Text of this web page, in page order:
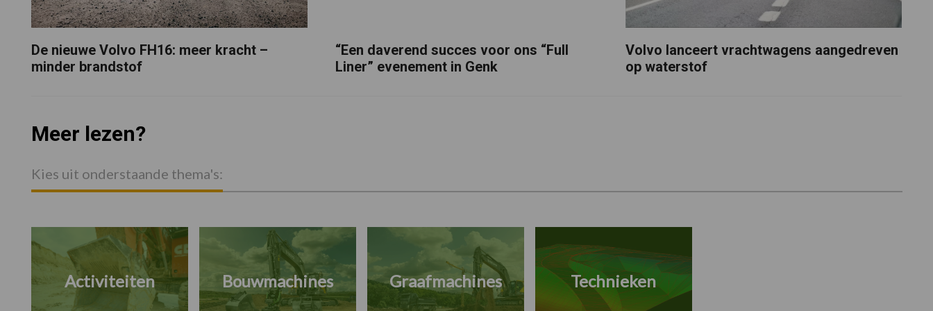
De nieuwe Volvo FH16: meer kracht –
minder brandstof
“Een daverend succes voor ons “Full
Liner” evenement in Genk
Volvo lanceert vrachtwagens aangedreven
op waterstof
Meer lezen?
Kies uit onderstaande thema's:
Activiteiten Bouwmachines Graafmachines Technieken